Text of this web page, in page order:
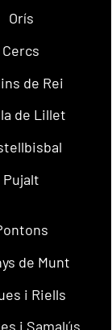
Orís
Cercs
de Rei
de Lillet
Pujalt
de Munt
i Riells
i Samalús